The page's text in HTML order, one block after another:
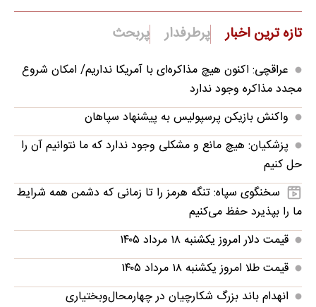
تازه ترین اخبار پرطرفدار پربحث
عراقچی: اکنون هیچ مذاکره‌ای با آمریکا نداریم/ امکان شروع
مجدد مذاکره وجود ندارد
واکنش بازیکن پرسپولیس به پیشنهاد سپاهان
پزشکیان: هیچ مانع و مشکلی وجود ندارد که ما نتوانیم آن را
حل کنیم
سخنگوی سپاه: تنگه هرمز را تا زمانی که دشمن همه‌ شرایط
ما را بپذیرد حفظ می‌کنیم
قیمت دلار امروز یکشنبه ۱۸ مرداد ۱۴۰۵
قیمت طلا امروز یکشنبه ۱۸ مرداد ۱۴۰۵
انهدام باند بزرگ شکارچیان در چهارمحال‌وبختیاری